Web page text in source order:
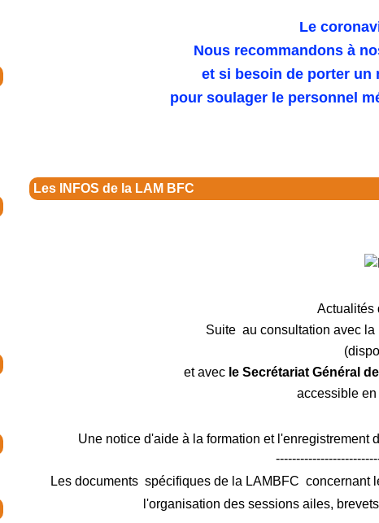
Le
Nous recommandons à
et si besoin de porter un
pour soulager le personnel
Les INFOS de la LAM BFC
Actualités
Suite au consultation avec
et avec le Secrétariat Général
accessible
Une notice d'aide à la formation et l'enregistrement
Les documents spécifiques de la LAMBFC concernant
l'organisation des sessions ailes,